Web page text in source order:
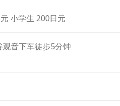
小学生 200日元
观音下车徒步5分钟